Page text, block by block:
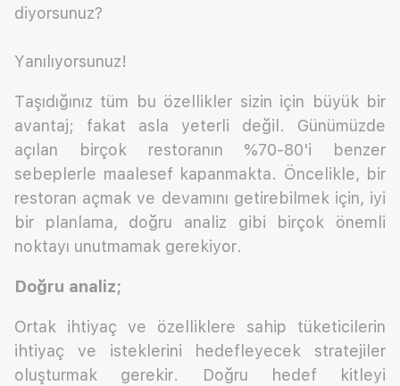
diyorsunuz?
Yanılıyorsunuz!
Taşıdığınız tüm bu özellikler sizin için büyük bir
avantaj; fakat asla yeterli değil. Günümüzde
açılan birçok restoranın %70-80'i benzer
sebeplerle maalesef kapanmakta. Öncelikle, bir
restoran açmak ve devamını getirebilmek için, iyi
bir planlama, doğru analiz gibi birçok önemli
noktayı unutmamak gerekiyor.
Doğru analiz;
Ortak ihtiyaç ve özelliklere sahip tüketicilerin
ihtiyaç ve isteklerini hedefleyecek stratejiler
oluşturmak gerekir. Doğru hedef kitleyi